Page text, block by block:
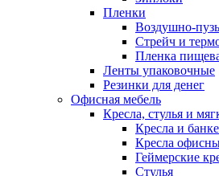
Пленки
Воздушно-
Стрейч и
Пленка
Ленты упаковочные
Резинки для денег
Офисная мебель
Кресла, стулья и
Кресла и
Кресла
Геймерские
Стулья